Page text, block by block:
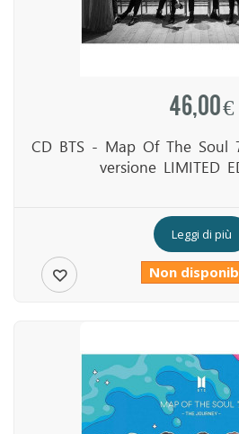
46,00 €
CD BTS - Map Of The Soul
versione LIMITED
Leggi di più
Non